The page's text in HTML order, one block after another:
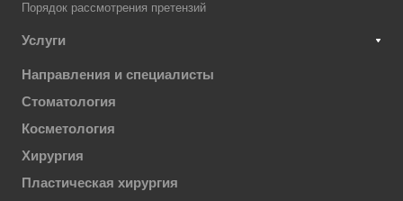
Порядок рассмотрения претензий
Услуги
Направления и специалисты
Стоматология
Косметология
Хирургия
Пластическая хирургия